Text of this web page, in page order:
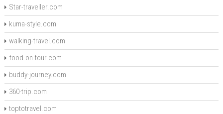
Star-traveller.com
kuma-style.com
walking-travel.com
food-on-tour.com
buddy-journey.com
360-trip.com
toptotravel.com